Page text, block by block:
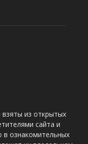
из открытых
сайта и
в ознакомительных